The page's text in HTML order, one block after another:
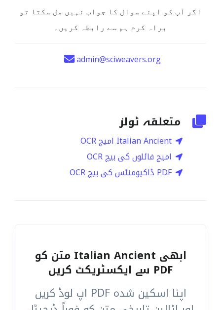
اگر آپ کو اپنے سوال کا جواب نہیں مل سکتا تو
براہ کرم ہم سے رابطہ کریں۔
admin@sciweavers.org
متعلقہ ٹولز
Italian Ancient امیج OCR
امیج فائلوں کی بیچ OCR
PDF ڈاکیومنٹس کی بیچ OCR
ابھی Italian Ancient متن کو
PDF سے ایکسٹریکٹ کریں
اپنا اسکین شدہ PDF اپ لوڈ کریں